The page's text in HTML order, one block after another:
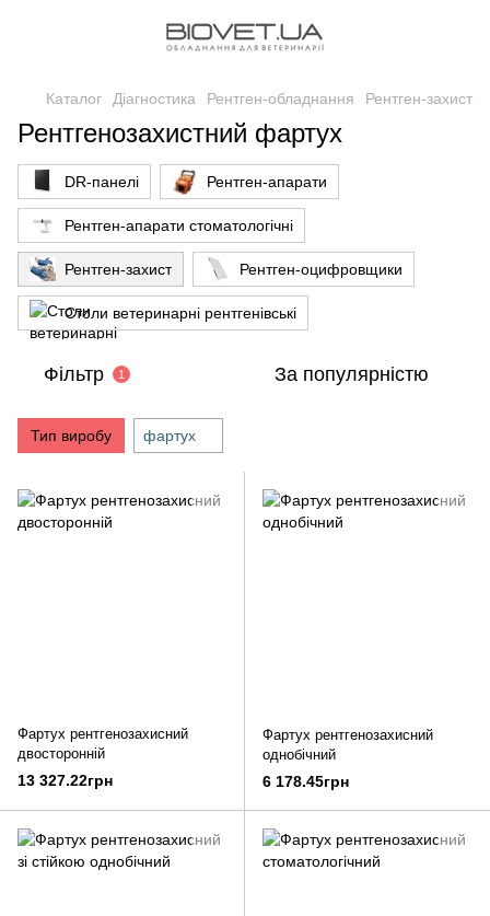
Каталог Діагностика Рентген-обладнання Рентген-захист
Рентгенозахистний фартух
DR-панелі Рентген-апарати
Рентген-апарати стоматологічні
Рентген-захист Рентген-оцифровщики
Столи ветеринарні рентгенівські
Фільтр 1 За популярністю
Тип виробу фартух
Фартух рентгенозахисний
двосторонній
13 327.22грн
Фартух рентгенозахисний
однобічний
6 178.45грн